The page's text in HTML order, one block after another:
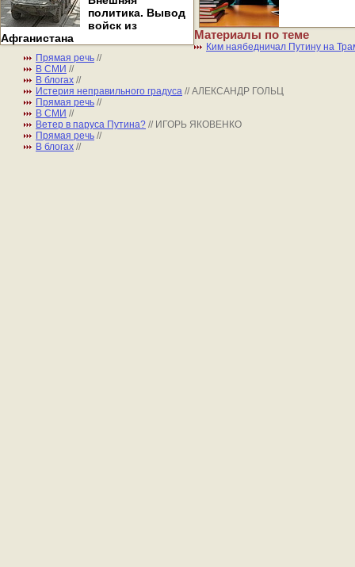
политика. Вывод
войск из
Афганистана
Материалы по теме
Ким наябедничал Путину на
Прямая речь //
В СМИ //
В блогах //
Истерия неправильного градуса // АЛЕКСАНДР ГОЛЬЦ
Прямая речь //
В СМИ //
Ветер в паруса Путина? // ИГОРЬ ЯКОВЕНКО
Прямая речь //
В блогах //